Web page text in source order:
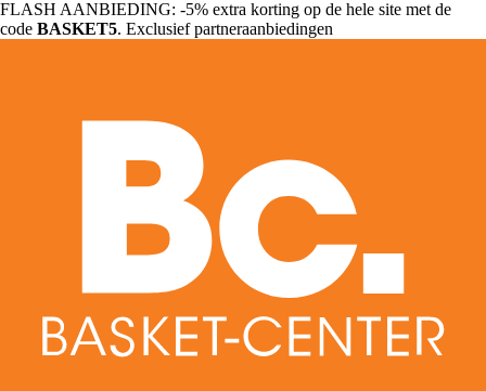
FLASH AANBIEDING: -5% extra korting op de hele site met de
code BASKET5. Exclusief partneraanbiedingen